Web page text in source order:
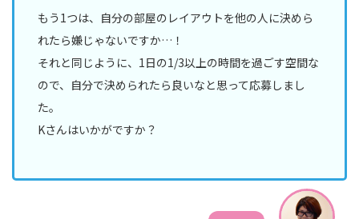
ン
バ
ー
マ
ケ
テ
グ
もう1つは、自分の部屋のレイアウトを他の人に決めら
れたら嫌じゃないですか…！
それと同じように、1日の1/3以上の時間を過ごす空間な
ので、自分で決められたら良いなと思って応募しまし
た。
Kさんはいかがですか？